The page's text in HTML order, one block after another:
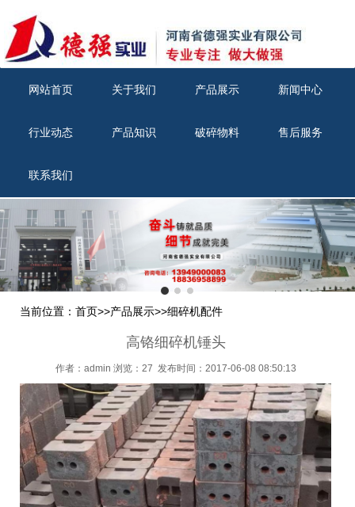
网站首页 关于我们 产品展示 新闻中心
行业动态 产品知识 破碎物料 售后服务
联系我们
当前位置： 首页>>产品展示>>细碎机配件
高铬细碎机锤头
作者： admin 浏览：27 发布时间：2017-06-08 08:50:13